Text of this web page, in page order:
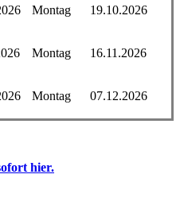
Montag 19.10.2026
Montag 16.11.2026
Montag 07.12.2026
hier.